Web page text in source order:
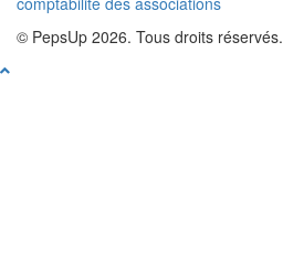
© PepsUp 2026. Tous droits réservés.